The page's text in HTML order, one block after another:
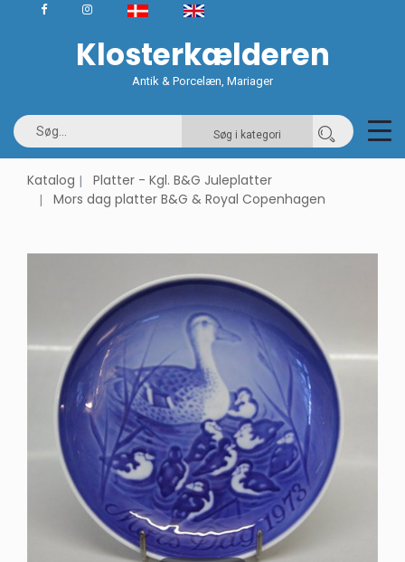
Klosterkælderen
Antik & Porcelæn, Mariager
Søg i kategori
Katalog
Platter - Kgl. B&G Juleplatter
Mors dag platter B&G & Royal Copenhagen